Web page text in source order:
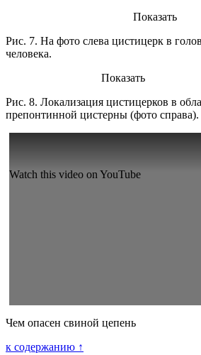
Показать
Рис. 7. На фото слева цистицерк в
человека.
Показать
Рис. 8. Локализация цистицерков в
препонтинной цистерны (фото справа).
Watch this video on YouTube
Чем опасен свиной цепень
к содержанию ↑